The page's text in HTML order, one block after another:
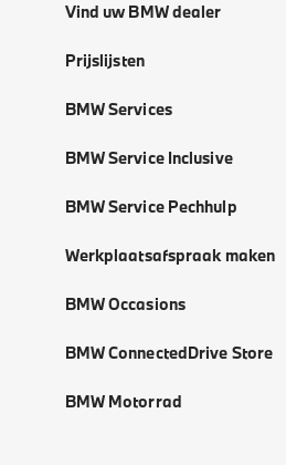
Vind uw BMW dealer
Prijslijsten
BMW Services
BMW Service Inclusive
BMW Service Pechhulp
Werkplaatsafspraak maken
BMW Occasions
BMW ConnectedDrive Store
BMW Motorrad